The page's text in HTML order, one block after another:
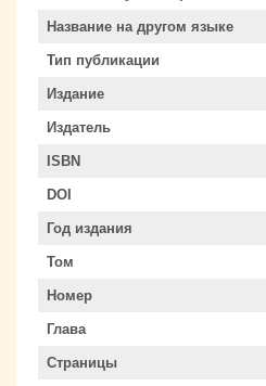
Название на другом языке
Тип публикации
Издание
Издатель
ISBN
DOI
Год издания
Том
Номер
Глава
Страницы